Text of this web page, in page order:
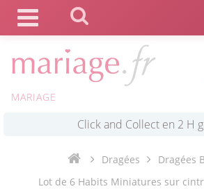
MARIAGE
Dragées
Dragées
Lot de 6 Habits Miniatures sur
Panneau de gestion des cookies